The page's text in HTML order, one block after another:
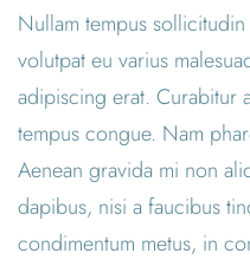
Nullam tempus
volutpat eu varius
adipiscing erat. Curabitur
tempus congue. Nam
Aenean gravida mi non
dapibus, nisi a faucibus
condimentum metus, in